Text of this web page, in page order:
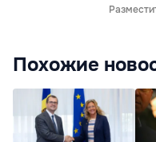
Похожие